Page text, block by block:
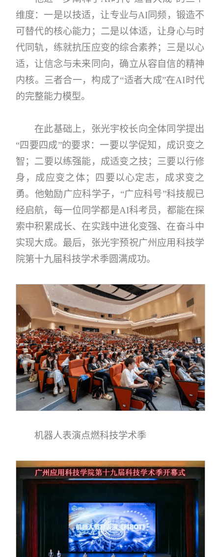
维度：一是以技适，让专业与AI同频，锻造不
可替代的核心能力；二是以体适，让身心与时
代同轨，练就抗压应变的综合素养；三是以心
适，让信念与未来同向，确立从容自信的精神
内核。三者合一，构成了“适者大成”在AI时代
的完整能力模型。
在此基础上，张光宇校长向全体同学提出
“四要四成”的要求：一要以学促知，成识变之
智；二要以练强能，成适变之技；三要以行修
身，成应变之体；四要以心定志，成求变之
勇。他勉励广应科学子，“广应科号”科技舰已
经启航，每一位同学都是AI科考员，都能在探
索中积累成长、在实践中进化变强、在奋斗中
实现大成。最后，张光宇预祝广州应用科技学
院第十九届科技学术季圆满成功。
机器人表演点燃科技学术季